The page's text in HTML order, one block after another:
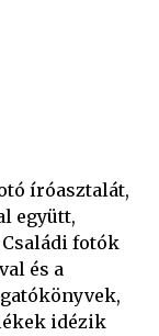
íróasztalát,
együtt,
fotók
és a
idézik